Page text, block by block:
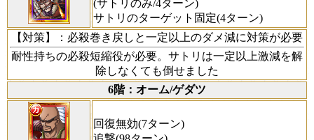
(サトリのみ/4ターン)
サトリのターゲット固定(4ターン)
【対策】
：必殺巻き戻しと一定以上のダメ減に対策が必要
耐性持ちの必殺短縮役が必要。サトリは一定以上激減を解
除しなくても倒せました
6階：オーム/ゲダツ
回復無効(7ターン)